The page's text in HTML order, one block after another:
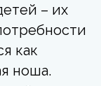
– их
как
ноша.